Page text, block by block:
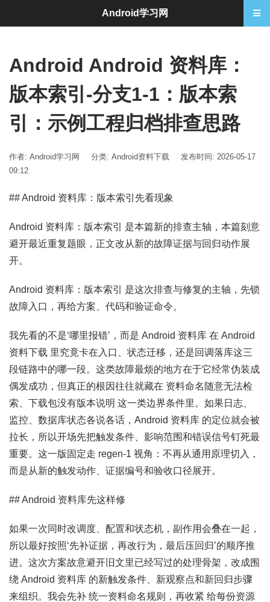
Android Android 资料库：
版本索引-分支1-1：版本索
引：示例工程归档排查思路
作者: Android学习网 分类: Android资料下载
发布时间: 2026-05-17
09:12
## Android 资料库：版本索引先看现象
Android 资料库：版本索引 是本篇新的排查主轴，本篇刻意
避开最近重复题眼，正文改从新的故障证据与回归动作展
开。
Android 资料库：版本索引 是这次排查与修复的主轴，先锁
故障入口，再给方案、代码和验证命令。
我先看的不是‘哪里报错’，而是 Android 资料库 在 Android
资料下载 里究竟卡在入口、状态迁移，还是回调落库这三
段链路中的哪一段。这类故障最烦的地方在于它经常伪装成
偶发成功，但真正的根因往往就藏在 资料命名随意无法检
索、下载包没有版本说明 这一类边界条件里。如果日志、
监控、数据库状态各说各话，Android 资料库 的定位就会被
拉长，所以开场先把触发条件、影响范围和错误信号钉死最
重要。这一版固定走 regen-1 视角：不再从通用原理切入，
而是从新的触发动作、证据编号和验收口径展开。
## Android 资料库先这样修
如果一次同时改调度、配置和状态机，副作用会叠在一起，
所以最好按照‘先补证据，再改行为，最后压回归’的顺序推
进。这次方案故意避开旧文里已经写过的处理骨架，改成围
绕 Android 资料库 的新触发条件、新观察点和新回归步骤
来组织。我会先补 统一资料命名规则，再收紧 给每份资源
Android学习网